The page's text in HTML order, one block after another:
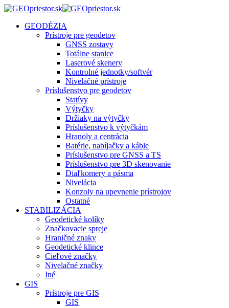
GEODÉZIA
Prístroje pre geodetov
GNSS zostavy
Totálne stanice
Laserové skenery
Kontrolné jednotky/softvér
Nivelačné prístroje
Príslušenstvo pre geodetov
Statívy
Výtyčky
Držiaky na výtyčky
Príslušenstvo k výtyčkám
Hranoly a centrácia
Batérie, nabíjačky a káble
Príslušenstvo pre GNSS a TS
Príslušenstvo pre 3D skenovanie
Diaľkomery a pásma
Nivelácia
Konzoly na upevnenie prístrojov
Ostatné
STABILIZÁCIA
Geodetické kolíky
Značkovacie spreje
Hraničné znaky
Geodetické klince
Cieľové značky
Nivelačné značky
Iné
GIS
Prístroje pre GIS
GIS